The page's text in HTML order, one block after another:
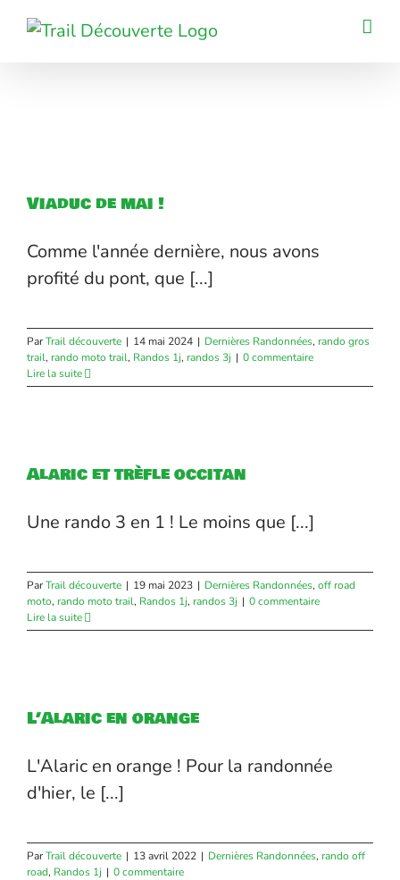
Passer
Viaduc de mai !
Comme l'année dernière, nous avons
profité du pont, que [...]
ParTrail découverte | 14 mai 2024 | Dernières Randonnées, rando gros
trail, rando moto trail, Randos 1j, randos 3j | 0 commentaire
Lire la suite
Alaric et trèfle occitan
Une rando 3 en 1 ! Le moins que [...]
ParTrail découverte | 19 mai 2023 | Dernières Randonnées, off road
moto, rando moto trail, Randos 1j, randos 3j | 0 commentaire
Lire la suite
L’Alaric en orange
L'Alaric en orange ! Pour la randonnée
d'hier, le [...]
ParTrail découverte | 13 avril 2022 | Dernières Randonnées, rando off
road, Randos 1j | 0 commentaire